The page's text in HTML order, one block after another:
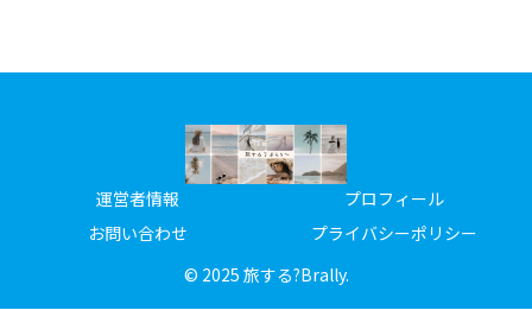
運営者情報
プロフィール
お問い合わせ
プライバシーポリシー
© 2025 旅する?Brally.